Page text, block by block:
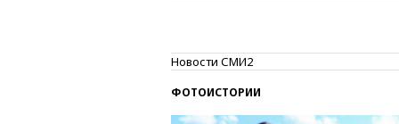
Новости СМИ2
ФОТОИСТОРИИ